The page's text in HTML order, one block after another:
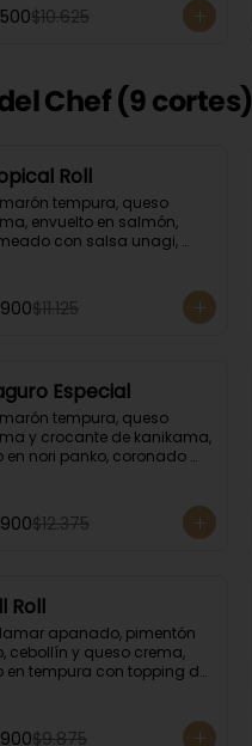
$10.625
Chef (9 cortes)
Roll
tempura, queso
envuelto en salmón,
con salsa unagi,
$11.125
Especial
tempura, queso
y crocante de kanikama,
en nori panko, coronado
y unagi.
$12.375
Roll
apanado, pimentón
cebollín y queso crema,
en tempura con topping de
$9.875